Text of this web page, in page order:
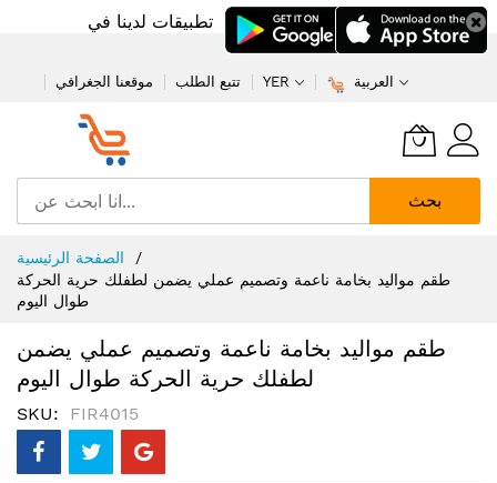
تطبيقات لدينا في
موقعنا الجغرافي تتبع الطلب YER العربية
بحث
إلى
المحتوى
الصفحة الرئيسية
طقم مواليد بخامة ناعمة وتصميم عملي يضمن لطفلك حرية الحركة
طوال اليوم
طقم مواليد بخامة ناعمة وتصميم عملي يضمن
لطفلك حرية الحركة طوال اليوم
SKU FIR4015